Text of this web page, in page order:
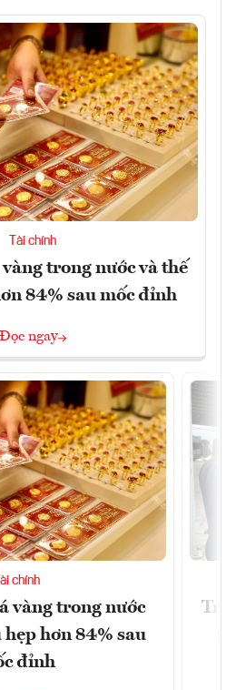
Tài chính
trong nước và thế
84% sau mốc đỉnh
Đọc ngay
Tài chính
vàng trong nước
hơn 84% sau
đỉnh